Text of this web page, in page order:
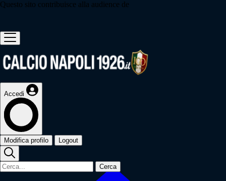
Questo sito contribuisce alla audience de
Accedi
Modifica profilo Logout
Cerca